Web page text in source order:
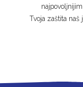
Tvoja zaštita naš